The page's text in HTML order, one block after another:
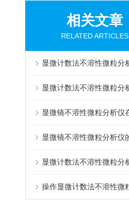
相关文章
RELATED ARTICLES